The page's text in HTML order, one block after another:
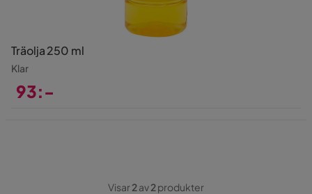
Träolja 250 ml
Klar
93:-
Visar2av2produkter